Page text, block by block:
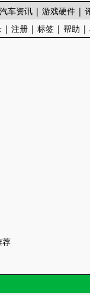
汽车资讯 | 游戏硬件 |
| 注册 | 标签 | 帮助 |
荐